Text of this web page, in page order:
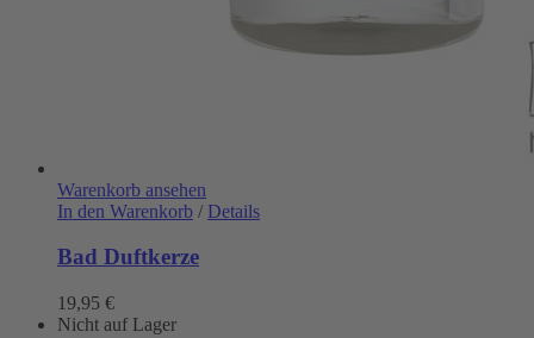
Warenkorb ansehen
In den Warenkorb / Details
Bad Duftkerze
19,95 €
Nicht auf Lager